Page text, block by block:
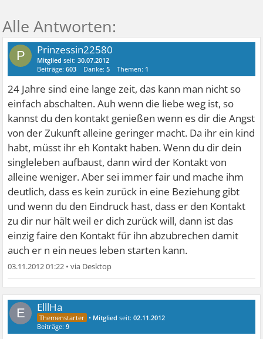
P Prinzessin22580
Mitglied seit:30.07.2012
Beiträge:603 Danke:5 Themen: 1
24 Jahre sind eine lange zeit, das kann man nicht so
einfach abschalten. Auh wenn die liebe weg ist, so
kannst du den kontakt genießen wenn es dir die Angst
von der Zukunft alleine geringer macht. Da ihr ein kind
habt, müsst ihr eh Kontakt haben. Wenn du dir dein
singleleben aufbaust, dann wird der Kontakt von
alleine weniger. Aber sei immer fair und mache ihm
deutlich, dass es kein zurück in eine Beziehung gibt
und wenn du den Eindruck hast, dass er den Kontakt
zu dir nur hält weil er dich zurück will, dann ist das
einzig faire den Kontakt für ihn abzubrechen damit
auch er n ein neues leben starten kann.
03.11.2012 01:22 •
E ElllHa
• Mitglied seit:02.11.2012
Beiträge:9